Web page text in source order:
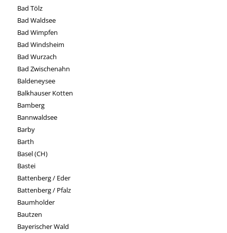
Bad Tölz
Bad Waldsee
Bad Wimpfen
Bad Windsheim
Bad Wurzach
Bad Zwischenahn
Baldeneysee
Balkhauser Kotten
Bamberg
Bannwaldsee
Barby
Barth
Basel (CH)
Bastei
Battenberg / Eder
Battenberg / Pfalz
Baumholder
Bautzen
Bayerischer Wald